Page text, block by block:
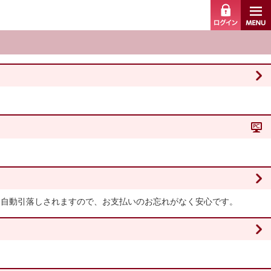
ログイ
引落しされますので、お支払いのお忘れがなく安心です。